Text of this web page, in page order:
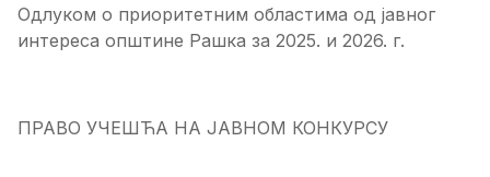
Одлуком о приоритетним областима од јавног
интереса општине Рашка за 2025. и 2026. г.
ПРАВО УЧЕШЋА НА ЈАВНОМ КОНКУРСУ